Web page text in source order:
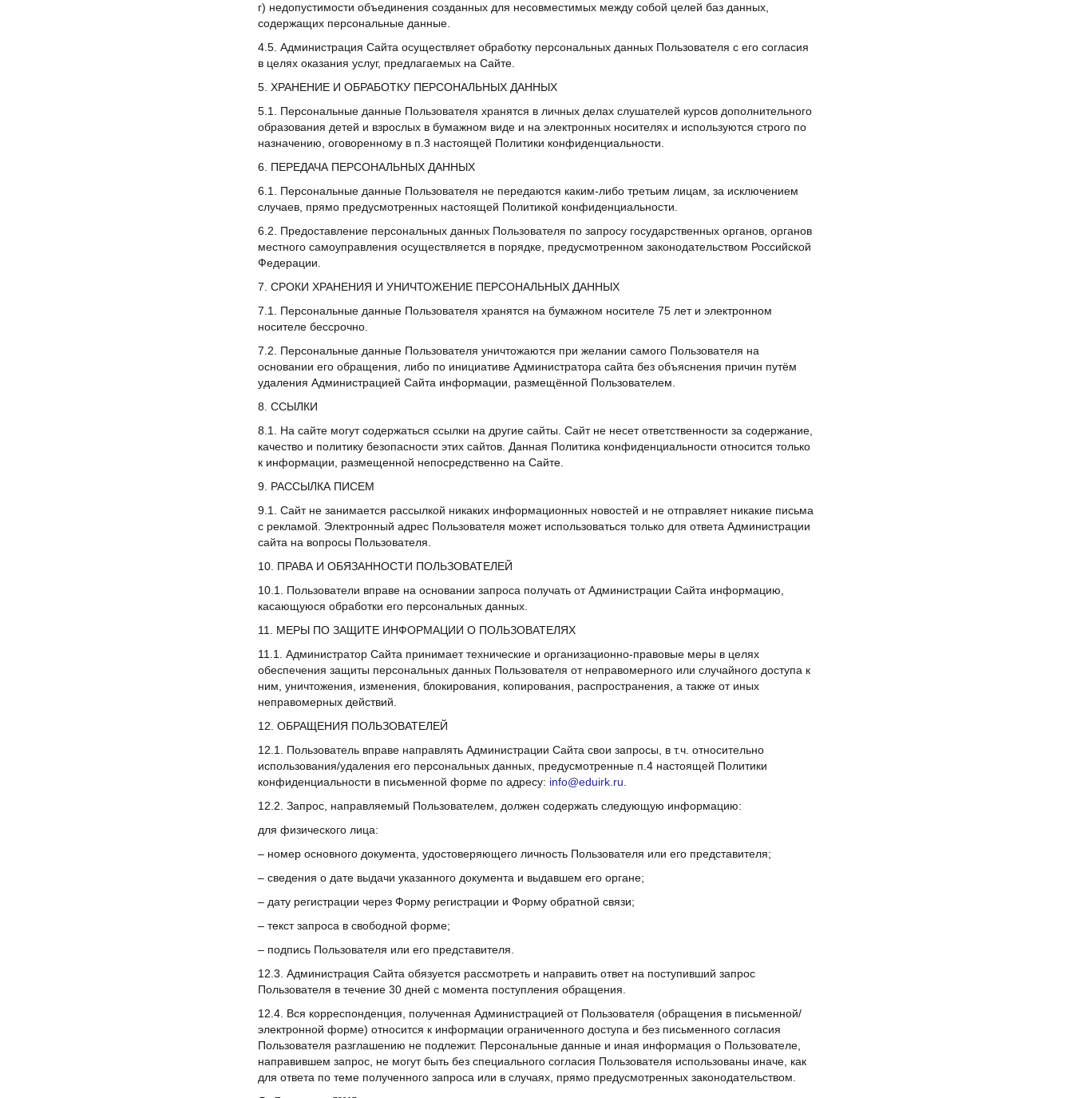
г) недопустимости объединения созданных для несовместимых между собой целей баз данных,
содержащих персональные данные.
4.5. Администрация Сайта осуществляет обработку персональных данных Пользователя с его согласия
в целях оказания услуг, предлагаемых на Сайте.
5. ХРАНЕНИЕ И ОБРАБОТКУ ПЕРСОНАЛЬНЫХ ДАННЫХ
5.1. Персональные данные Пользователя хранятся в личных делах слушателей курсов дополнительного
образования детей и взрослых в бумажном виде и на электронных носителях и используются строго по
назначению, оговоренному в п.3 настоящей Политики конфиденциальности.
6. ПЕРЕДАЧА ПЕРСОНАЛЬНЫХ ДАННЫХ
6.1. Персональные данные Пользователя не передаются каким-либо третьим лицам, за исключением
случаев, прямо предусмотренных настоящей Политикой конфиденциальности.
6.2. Предоставление персональных данных Пользователя по запросу государственных органов, органов
местного самоуправления осуществляется в порядке, предусмотренном законодательством Российской
Федерации.
7. СРОКИ ХРАНЕНИЯ И УНИЧТОЖЕНИЕ ПЕРСОНАЛЬНЫХ ДАННЫХ
7.1. Персональные данные Пользователя хранятся на бумажном носителе 75 лет и электронном
носителе бессрочно.
7.2. Персональные данные Пользователя уничтожаются при желании самого Пользователя на
основании его обращения, либо по инициативе Администратора сайта без объяснения причин путём
удаления Администрацией Сайта информации, размещённой Пользователем.
8. ССЫЛКИ
8.1. На сайте могут содержаться ссылки на другие сайты. Сайт не несет ответственности за содержание,
качество и политику безопасности этих сайтов. Данная Политика конфиденциальности относится только
к информации, размещенной непосредственно на Сайте.
9. РАССЫЛКА ПИСЕМ
9.1. Сайт не занимается рассылкой никаких информационных новостей и не отправляет никакие письма
с рекламой. Электронный адрес Пользователя может использоваться только для ответа Администрации
сайта на вопросы Пользователя.
10. ПРАВА И ОБЯЗАННОСТИ ПОЛЬЗОВАТЕЛЕЙ
10.1. Пользователи вправе на основании запроса получать от Администрации Сайта информацию,
касающуюся обработки его персональных данных.
11. МЕРЫ ПО ЗАЩИТЕ ИНФОРМАЦИИ О ПОЛЬЗОВАТЕЛЯХ
11.1. Администратор Сайта принимает технические и организационно-правовые меры в целях
обеспечения защиты персональных данных Пользователя от неправомерного или случайного доступа к
ним, уничтожения, изменения, блокирования, копирования, распространения, а также от иных
неправомерных действий.
12. ОБРАЩЕНИЯ ПОЛЬЗОВАТЕЛЕЙ
12.1. Пользователь вправе направлять Администрации Сайта свои запросы, в т.ч. относительно
использования/удаления его персональных данных, предусмотренные п.4 настоящей Политики
конфиденциальности в письменной форме по адресу: info@eduirk.ru.
12.2. Запрос, направляемый Пользователем, должен содержать следующую информацию:
для физического лица:
– номер основного документа, удостоверяющего личность Пользователя или его представителя;
– сведения о дате выдачи указанного документа и выдавшем его органе;
– дату регистрации через Форму регистрации и Форму обратной связи;
– текст запроса в свободной форме;
– подпись Пользователя или его представителя.
12.3. Администрация Сайта обязуется рассмотреть и направить ответ на поступивший запрос
Пользователя в течение 30 дней с момента поступления обращения.
12.4. Вся корреспонденция, полученная Администрацией от Пользователя (обращения в письменной/
электронной форме) относится к информации ограниченного доступа и без письменного согласия
Пользователя разглашению не подлежит. Персональные данные и иная информация о Пользователе,
направившем запрос, не могут быть без специального согласия Пользователя использованы иначе, как
для ответа по теме полученного запроса или в случаях, прямо предусмотренных законодательством.